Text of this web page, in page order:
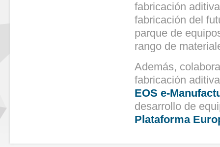
fabricación
fabricación del
parque de
rango de
Además,
fabricación
EOS e-
desarrollo de
Plataforma